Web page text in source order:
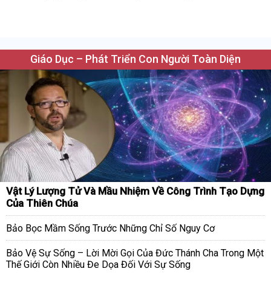
Giáo Dục – Phát Triển Con Người Toàn Diện
Vật Lý Lượng Tử Và Mầu Nhiệm Về Công Trình Tạo Dựng
Của Thiên Chúa
Bảo Bọc Mầm Sống Trước Những Chỉ Số Nguy Cơ
Bảo Vệ Sự Sống – Lời Mời Gọi Của Đức Thánh Cha Trong Một
Thế Giới Còn Nhiều Đe Dọa Đối Với Sự Sống